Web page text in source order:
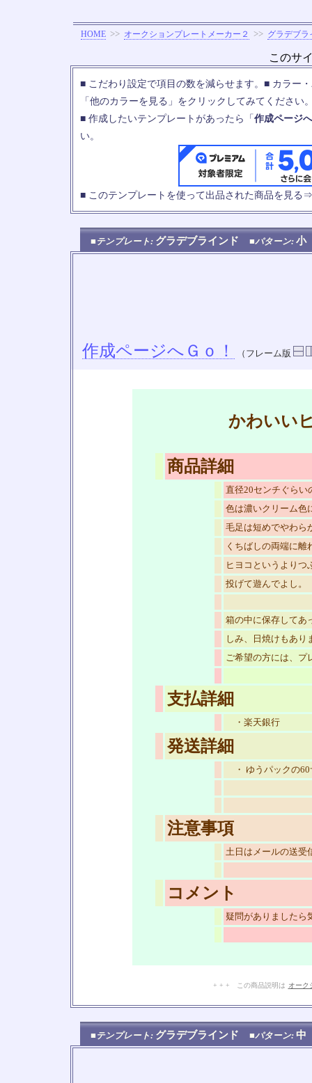
HOME >> オークションプレートメーカー２ >> グラデブラ
このサ
■ こだわり設定で項目の数を減らせます。■ カラー
「他のカラーを見る」をクリックしてみてください
■ 作成したいテンプレートがあったら「 作成ページ
い。
■ このテンプレートを使って出品された商品を見る
■テンプレート: グラデブラインド ■パターン: 小
作成ページへＧｏ！ （フレーム版
かわいい
商品詳細
直径20センチぐらい
色は濃いクリーム色
毛足は短めでやわら
くちばしの両端に離
ヒヨコというよりつ
投げて遊んでよし。
箱の中に保存してあ
しみ、日焼けもあり
ご希望の方には、プ
支払詳細
・楽天銀行
発送詳細
・ ゆうパックの60
注意事項
土日はメールの送受
コメント
疑問がありましたら
+ + + この商品説明は オーク
■テンプレート: グラデブラインド ■パターン: 中